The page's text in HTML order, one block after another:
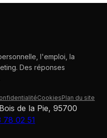
l'emploi, la
Des réponses
CookiesPlan du site
de la Pie, 95700
02 51